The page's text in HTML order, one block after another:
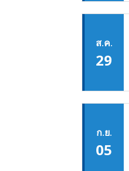
ส.ค.
29
ก.ย.
05